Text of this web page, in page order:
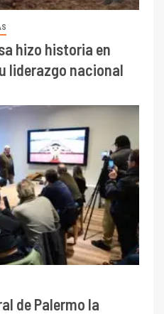
hizo historia en
liderazgo nacional
de Palermo la